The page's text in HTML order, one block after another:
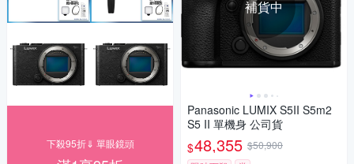
下殺95折⇓ 單眼鏡頭
補貨中
Panasonic LUMIX S5II S5m2
S5 II 單機身 公司貨
$48,355 $50,900